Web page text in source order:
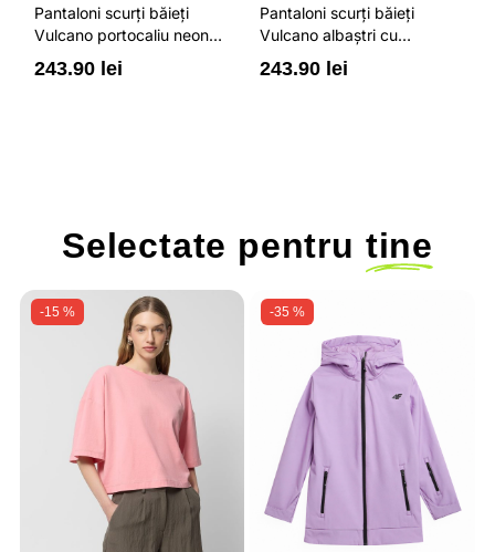
Pantaloni scurți băieți
Vulcano portocaliu neon
cu buzunare cu fermoar,
impermeabili și talie
243.90 lei
Pantaloni scurți băieți
Vulcano albaștri cu
buzunare cu fermoar,
impermeabili și talie
243.90 lei
Selectate pentru tine
-15 % -35 %